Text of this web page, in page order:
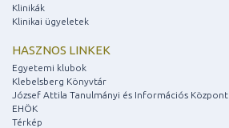
Klinikák
Klinikai ügyeletek
HASZNOS LINKEK
Egyetemi klubok
Klebelsberg Könyvtár
József Attila Tanulmányi és Információs Központ
EHÖK
Térkép